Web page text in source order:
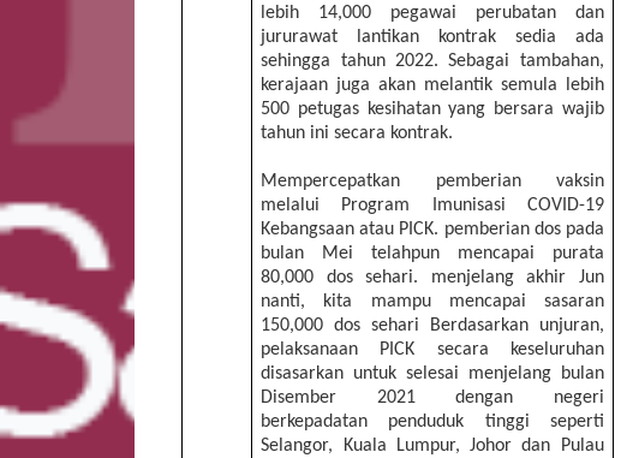
lebih 14,000 pegawai perubatan dan
jururawat lantikan kontrak sedia ada
sehingga tahun 2022. Sebagai tambahan,
kerajaan juga akan melantik semula lebih
500 petugas kesihatan yang bersara wajib
tahun ini secara kontrak.
Mempercepatkan pemberian vaksin
melalui Program Imunisasi COVID-19
Kebangsaan atau PICK. pemberian dos pada
bulan Mei telahpun mencapai purata
80,000 dos sehari. menjelang akhir Jun
nanti, kita mampu mencapai sasaran
150,000 dos sehari Berdasarkan unjuran,
pelaksanaan PICK secara keseluruhan
disasarkan untuk selesai menjelang bulan
Disember 2021 dengan negeri
berkepadatan penduduk tinggi seperti
Selangor, Kuala Lumpur, Johor dan Pulau